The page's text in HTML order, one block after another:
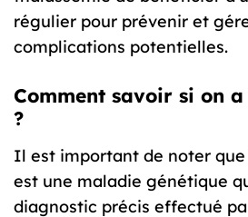
régulier pour prévenir et
complications potentielles.
Comment savoir si on
?
Il est important de noter
est une maladie génétique
diagnostic précis effectué